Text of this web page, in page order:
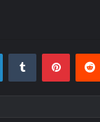
LinkedInTumblr